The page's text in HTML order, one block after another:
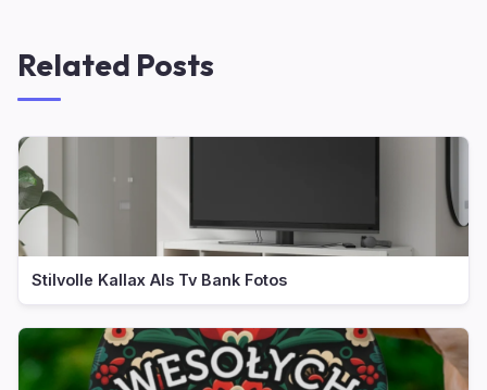
Related Posts
Stilvolle Kallax Als Tv Bank Fotos